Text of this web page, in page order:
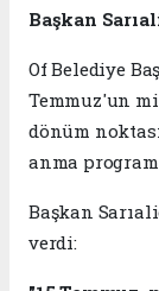
Başkan
Of Belediye
Temmuz'un
dönüm
anma
Başkan
verdi: